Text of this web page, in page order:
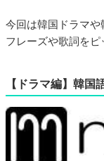
今回は韓国ドラマ
フレーズや歌詞をピ
【ドラマ編】韓国